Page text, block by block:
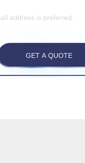
address is preferred.
GET A QUOTE